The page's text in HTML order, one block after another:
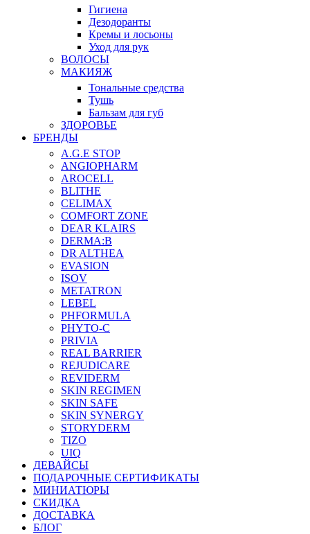
Гигиена
Дезодоранты
Кремы и лосьоны
Уход для рук
ВОЛОСЫ
МАКИЯЖ
Тональные средства
Тушь
Бальзам для губ
ЗДОРОВЬЕ
БРЕНДЫ
A.G.E STOP
ANGIOPHARM
AROCELL
BLITHE
CELIMAX
COMFORT ZONE
DEAR KLAIRS
DERMA:B
DR ALTHEA
EVASION
ISOV
METATRON
LEBEL
PHFORMULA
PHYTO-C
PRIVIA
REAL BARRIER
REJUDICARE
REVIDERM
SKIN REGIMEN
SKIN SAFE
SKIN SYNERGY
STORYDERM
TIZO
UIQ
ДЕВАЙСЫ
ПОДАРОЧНЫЕ СЕРТИФИКАТЫ
МИНИАТЮРЫ
СКИДКА
ДОСТАВКА
БЛОГ